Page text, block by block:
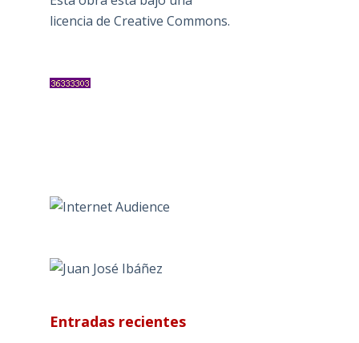
licencia de Creative Commons.
Entradas recientes